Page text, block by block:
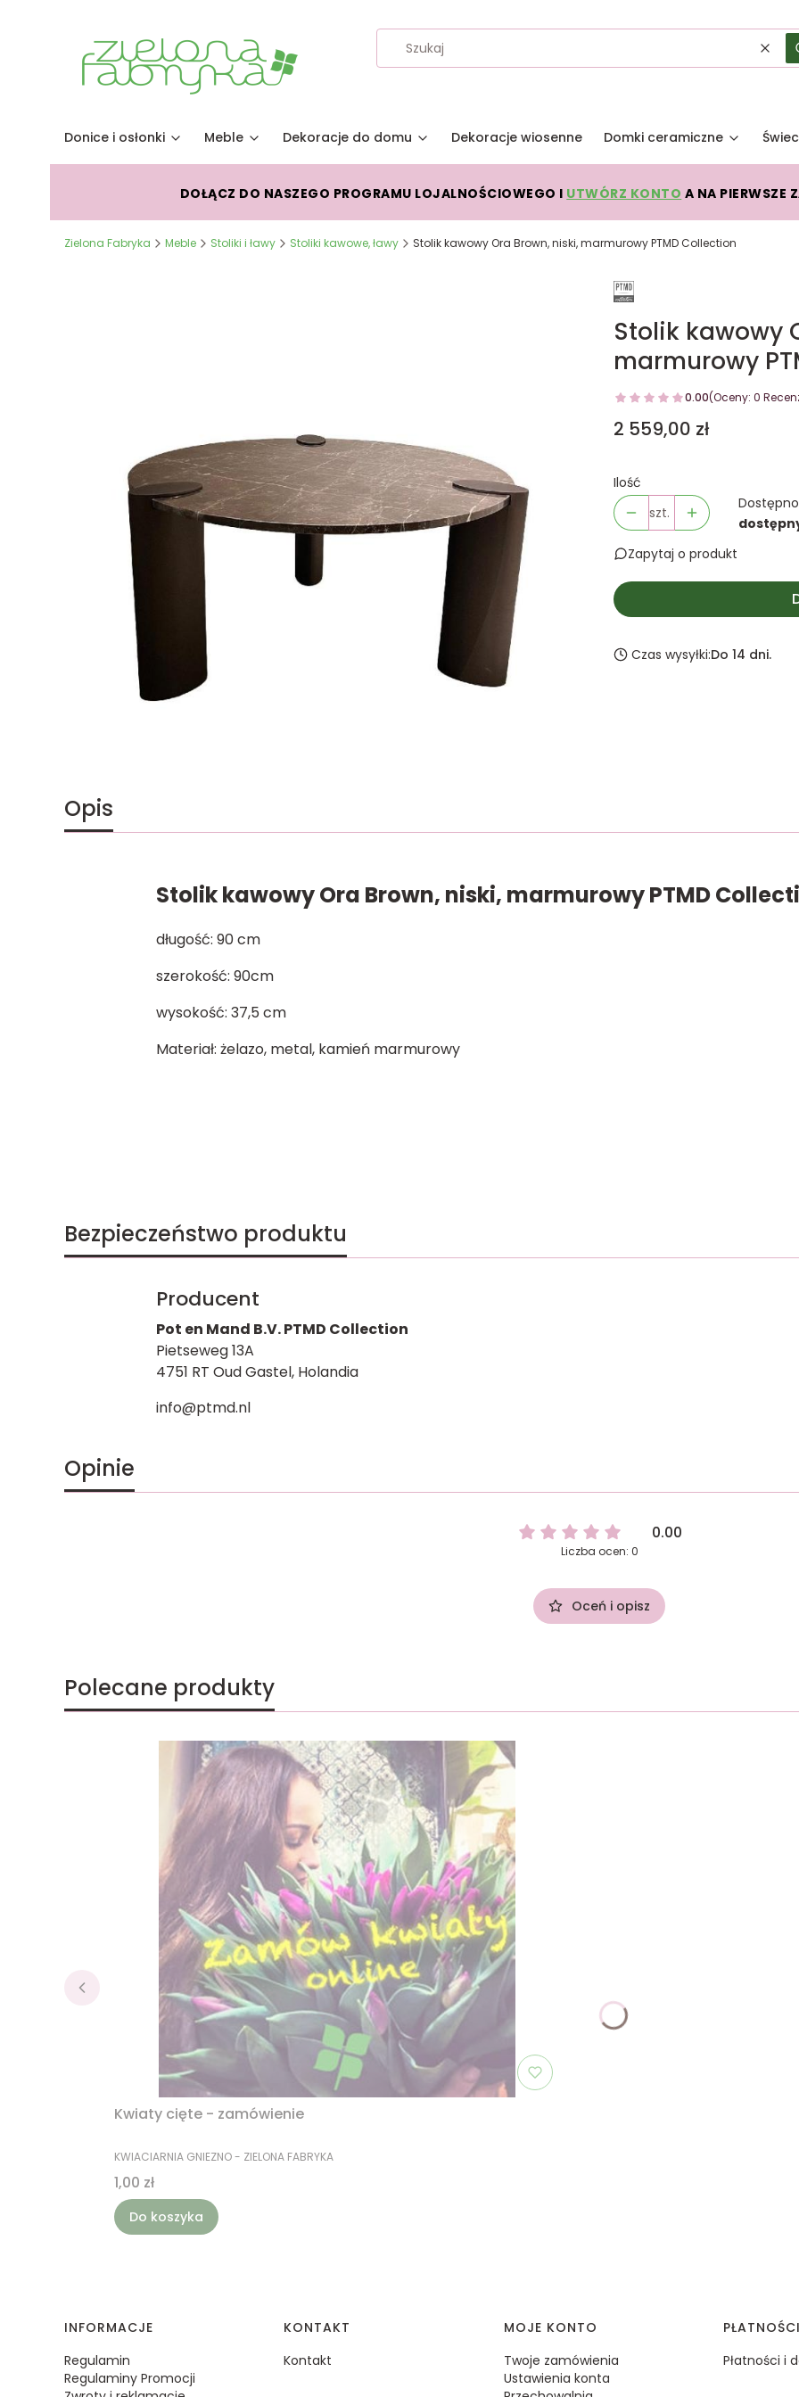
Donice i osłonki Meble Dekoracje do domu Dekoracje wiosenne Domki ceramiczne
DOŁĄCZ DO NASZEGO PROGRAMU LOJALNOŚCIOWEGO I UTWÓRZ KONTO A NA PIERWSZE
Zielona Fabryka Meble Stoliki i ławy Stoliki kawowe, ławy Stolik kawowy Ora Brown, niski, marmurowy PTMD Collection
Stolik kawowy
marmurowy
0.00(Oceny: 0
Cena
2 559,00 zł
Ilość
szt.
Zapytaj o produkt
Czas wysyłki:Do 14 dni.
Opis
Stolik kawowy Ora Brown, niski, marmurowy PTMD
długość: 90 cm
szerokość: 90cm
wysokość: 37,5 cm
Materiał: żelazo, metal, kamień marmurowy
Bezpieczeństwo produktu
Producent
Pot en Mand B.V. PTMD Collection
Pietseweg 13A
4751 RT Oud Gastel, Holandia
info@ptmd.nl
Opinie
0.00
Liczba ocen: 0
Oceń i opisz
Polecane produkty
Kwiaty cięte - zamówienie
PRODUCENT
KWIACIARNIA GNIEZNO - ZIELONA FABRYKA
Cena
1,00 zł
Do koszyka
Linki w stopce
INFORMACJE
Regulamin
Regulaminy Promocji
KONTAKT
Kontakt
MOJE KONTO
Twoje zamówienia
Ustawienia konta
Płatności i